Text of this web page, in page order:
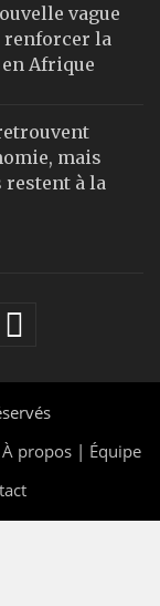
vague
renforcer la
Afrique
mais
à la
À propos | Équipe